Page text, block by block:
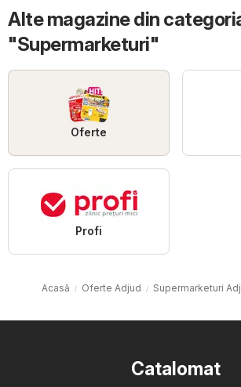
Alte magazine din
"Supermarketuri"
Oferte
Profi
Acasă Oferte Adjud Supermarketuri
Catalomat